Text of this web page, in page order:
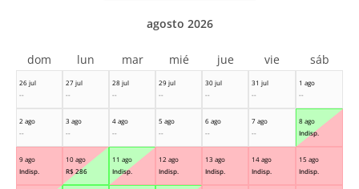
26 jul
--
27 jul
--
28 jul
--
29 jul
--
30 jul
--
31 jul
--
1 ago
--
2 ago
--
3 ago
--
4 ago
--
5 ago
--
6 ago
--
7 ago
--
8 ago
Indisp.
9 ago
Indisp.
10 ago
R$ 286
11 ago
Indisp.
12 ago
Indisp.
13 ago
Indisp.
14 ago
Indisp.
15 ago
Indisp.
agosto 2026
dom lun mar mié jue vie sáb